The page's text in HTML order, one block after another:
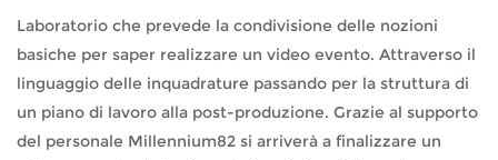
Laboratorio che prevede la condivisione delle nozioni
basiche per saper realizzare un video evento. Attraverso il
linguaggio delle inquadrature passando per la struttura di
un piano di lavoro alla post-produzione. Grazie al supporto
del personale Millennium82 si arriverà a finalizzare un